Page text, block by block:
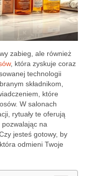
zabieg, ale również
, która zyskuje coraz
technologii
składnikom,
które
W salonach
rytuały te oferują
na
jesteś gotowy, by
odmieni Twoje